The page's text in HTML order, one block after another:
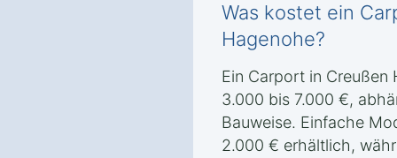
Was kostet ein
Hagenohe?
Ein Carport in
3.000 bis 7.000 €,
Bauweise. Einfache
2.000 € erhältlich,